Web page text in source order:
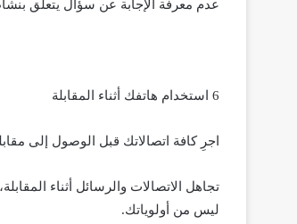
عدم معرفة الإجابة عن سؤال يتعلق
6 استخدام هاتفك أثناء المقابلة
اجرِ كافة اتصالاتك قبل الوصول إلى
تجاهل الاتصالات والرسائل أثناء
ليس من أولوياتك.